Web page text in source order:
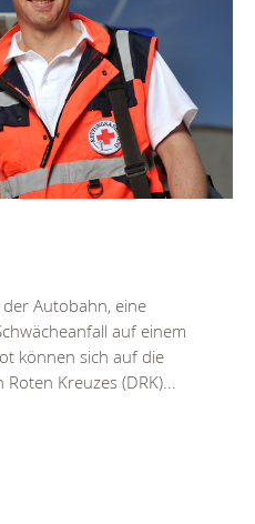
Autobahn, eine
auf einem
können sich auf die
Kreuzes (DRK)...